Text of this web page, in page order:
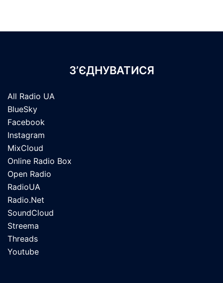
З’ЄДНУВАТИСЯ
All Radio UA
BlueSky
Facebook
Instagram
MixCloud
Online Radio Box
Open Radio
RadioUA
Radio.Net
SoundCloud
Streema
Threads
Youtube